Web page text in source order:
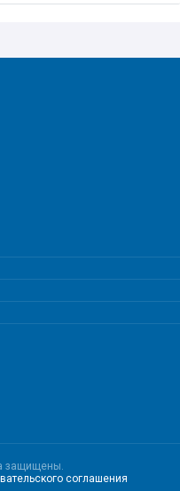
защищены.
соглашения